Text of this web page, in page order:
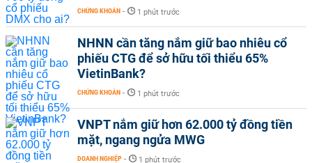
CHỨNG KHOÁN - 1 phút trước
NHNN cần tăng nắm giữ bao nhiêu cổ
phiếu CTG để sở hữu tối thiểu 65%
VietinBank?
CHỨNG KHOÁN - 1 phút trước
VNPT nắm giữ hơn 62.000 tỷ đồng tiền
mặt, ngang ngửa MWG
DOANH NGHIỆP - 1 phút trước